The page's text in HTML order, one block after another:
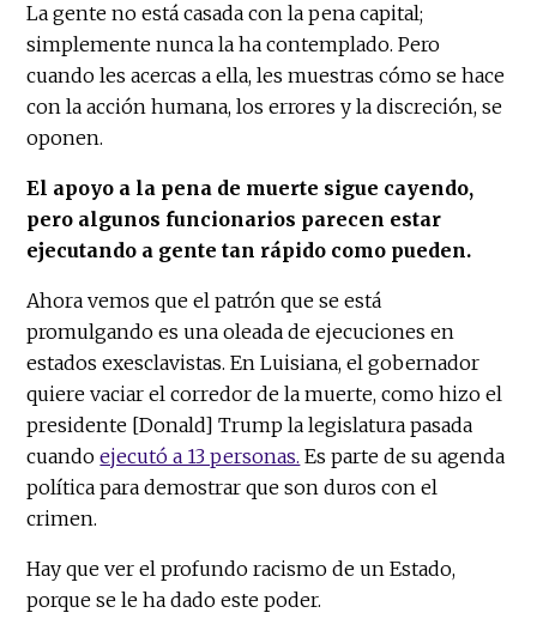
La gente no está casada con la pena capital;
simplemente nunca la ha contemplado. Pero
cuando les acercas a ella, les muestras cómo se hace
con la acción humana, los errores y la discreción, se
oponen.
El apoyo a la pena de muerte sigue cayendo,
pero algunos funcionarios parecen estar
ejecutando a gente tan rápido como pueden.
Ahora vemos que el patrón que se está
promulgando es una oleada de ejecuciones en
estados exesclavistas. En Luisiana, el gobernador
quiere vaciar el corredor de la muerte, como hizo el
presidente [Donald] Trump la legislatura pasada
cuandoejecutó a 13 personas. Es parte de su agenda
política para demostrar que son duros con el
crimen.
Hay que ver el profundo racismo de un Estado,
porque se le ha dado este poder.